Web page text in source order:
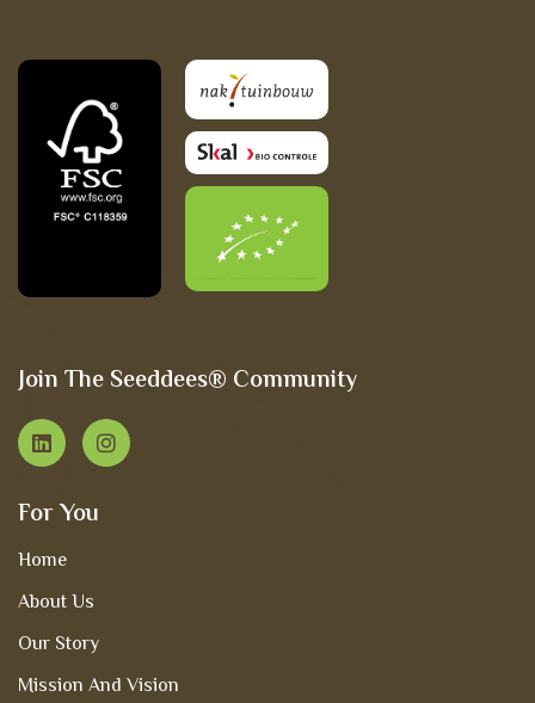
Join The Seeddees® Community
For You
Home
About Us
Our Story
Mission And Vision